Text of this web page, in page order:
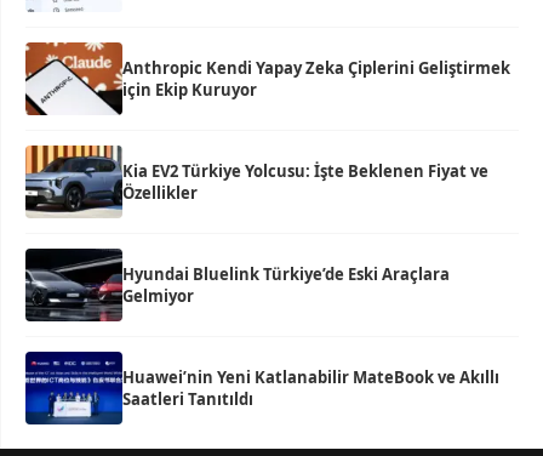
Anthropic Kendi Yapay Zeka Çiplerini Geliştirmek
için Ekip Kuruyor
Kia EV2 Türkiye Yolcusu: İşte Beklenen Fiyat ve
Özellikler
Hyundai Bluelink Türkiye’de Eski Araçlara
Gelmiyor
Huawei’nin Yeni Katlanabilir MateBook ve Akıllı
Saatleri Tanıtıldı